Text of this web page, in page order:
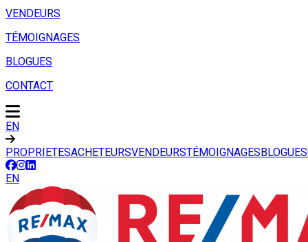
VENDEURS
TÉMOIGNAGES
BLOGUES
CONTACT
EN
PROPRIETESACHETEURSVENDEURSTÉMOIGNAGESBLOGUES
EN